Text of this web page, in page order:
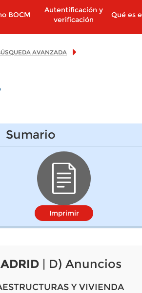
BOCM
Autentificación y
verificación
Qué es
AVANZADA
Sumario
Imprimir
| D) Anuncios
Y VIVIENDA